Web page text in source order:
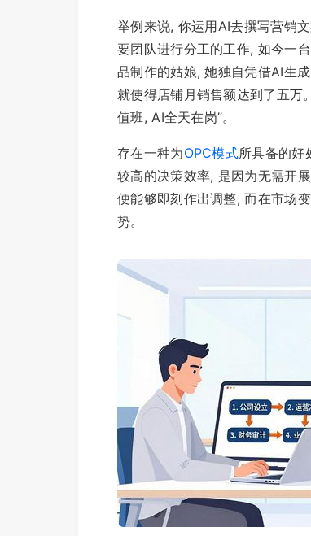
举例来说, 你运用AI去撰写营销
要团队进行分工的工作, 如今一
品制作的姑娘, 她独自凭借AI生
就使得店铺月销售额达到了五万
值班, AI全天在岗”。
存在一种为OPC模式所具备的好
较高的决策效率, 是因为无需开
便能够即刻作出调整, 而在市场
势。